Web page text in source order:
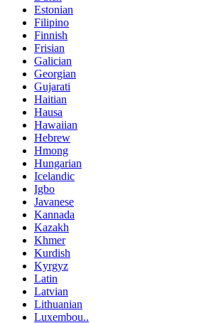
Estonian
Filipino
Finnish
Frisian
Galician
Georgian
Gujarati
Haitian
Hausa
Hawaiian
Hebrew
Hmong
Hungarian
Icelandic
Igbo
Javanese
Kannada
Kazakh
Khmer
Kurdish
Kyrgyz
Latin
Latvian
Lithuanian
Luxembou..